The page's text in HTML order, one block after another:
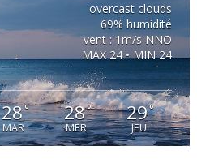
overcast clouds
69% humidité
vent : 1m/s NNO
MAX 24 • MIN 24
28°
MAR
28°
MER
29°
JEU